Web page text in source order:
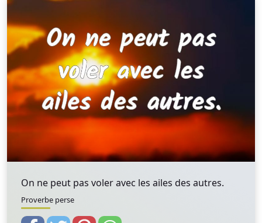
On ne peut pas voler avec les ailes des autres.
Proverbe perse